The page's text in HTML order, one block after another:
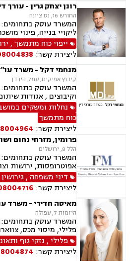
רונן יצחק גרין - עורך
החורש 16, נס ציונה
המשרד עוסק בתחומים:
ליקויי בנייה, פינוי
ייפוי כוח מתמשך, דיני
ייפוי כוח מתמשך,
ליצירת קשר:
מנחמי דקל - משרד
קיבוץ אפיקים, עמק הירדן
המשרד עוסק בתחומים:
וקיבוצים , אגודות
ובניה, ירושות
בינלאומי, בתים
חדלות פרעון, ליווי
עסקי, מגשרים.
נחלות ומשקים
כוח מתמשך
ליצירת קשר:
פרומין, מזרחי נחום
הלל 8, ירושלים
המשרד עוסק בתחומים:
אפוטרופסות, ירושות
ייפוי כוח מתמשך,
הורות חד מינית, הסכמי
עסקאות מכר דירה, נדל"ן,
ערבויות ושטרות ,
מניעה, ליווי עסקי,
רגל, הוצאה לפועל,
תביעות ייצוגיות, דיני
דיני משפחה ,גירושין
ליצירת קשר:
מאיסה חדירי - משרד
היזמות 7, עפולה
המשרד עוסק בתחומים:
פלילי, מיסוי מכס,
רפואית, דיני ביטוח,
ביטוח לאומי, דיני
מס, תאונות עבודה,
פלילי, נזקי גוף
ליצירת קשר: